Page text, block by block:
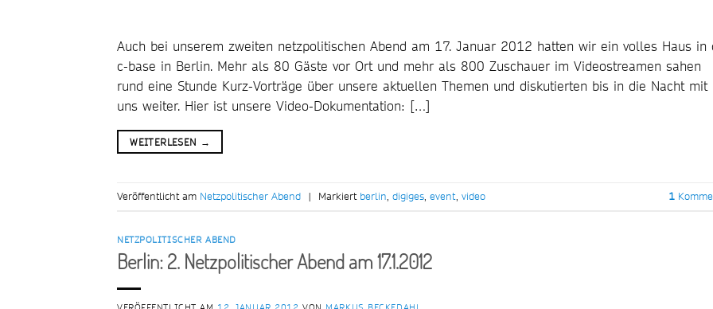
Auch bei unserem zweiten netzpolitischen Abend am 17. Januar 2012 hatten wir ein volles Haus in
c-base in Berlin. Mehr als 80 Gäste vor Ort und mehr als 800 Zuschauer im Videostreamen sahen
rund eine Stunde Kurz-Vorträge über unsere aktuellen Themen und diskutierten bis in die Nacht mit
uns weiter. Hier ist unsere Video-Dokumentation: […]
WEITERLESEN →
Veröffentlicht am Netzpolitischer Abend | Markiert berlin, digiges, event, video 1
NETZPOLITISCHER ABEND
Berlin: 2. Netzpolitischer Abend am 17.1.2012